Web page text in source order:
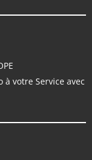
à votre Service avec